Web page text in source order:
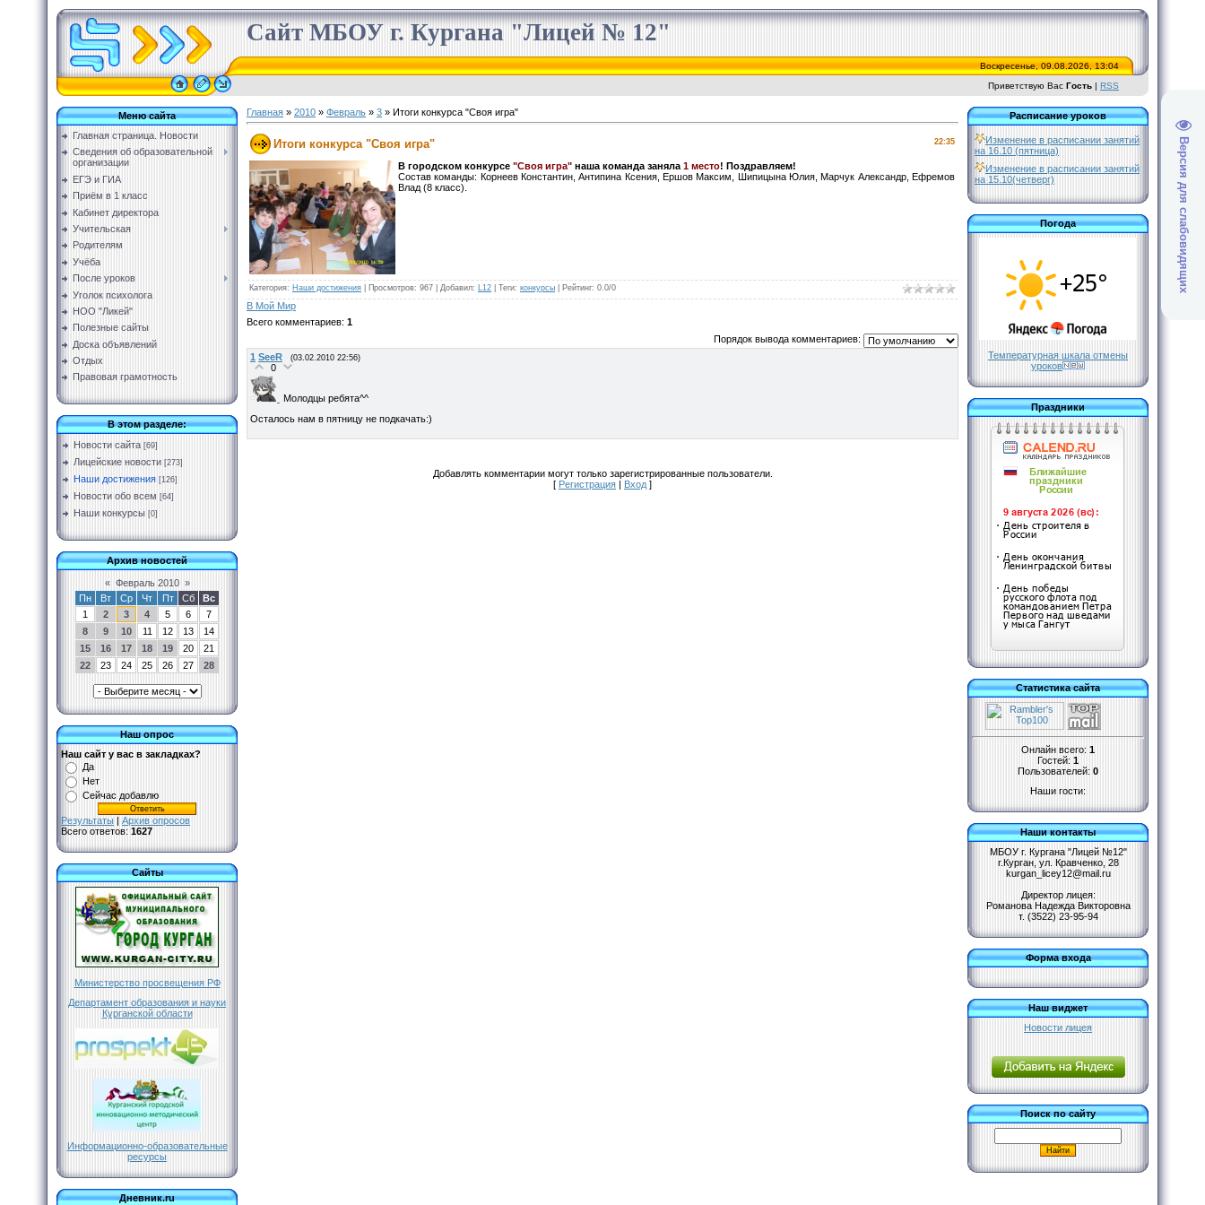
Версия для слабовидящих
Сайт МБОУ г. Кургана "Лицей № 12"
Воскресенье, 09.08.2026, 13:04
Приветствую Вас Гость | RSS
Меню сайта
Главная страница. Новости
Сведения об образовательной
организации
ЕГЭ и ГИА
Приём в 1 класс
Кабинет директора
Учительская
Родителям
Учёба
После уроков
Уголок психолога
НОО "Ликей"
Полезные сайты
Доска объявлений
Отдых
Правовая грамотность
В этом разделе:
Новости сайта [69]
Лицейские новости [273]
Наши достижения [126]
Новости обо всем [64]
Наши конкурсы [0]
Архив новостей
« Февраль 2010 »
Пн
Вт Ср Чт Пт Сб
Вс
1
2 3 4 5 6
7
8
9 10 11 12 13
14
15
16 17 18 19 20
21
22
23 24 25 26 27 28
Наш опрос
Наш сайт у вас в закладках?
Да
Нет
Сейчас добавлю
Результаты | Архив опросов
Всего ответов: 1627
Сайты
Министерство просвещения РФ
Департамент образования и науки
Курганской области
Информационно-образовательные
ресурсы
Дневник.ru
Главная » 2010 » Февраль » 3 » Итоги конкурса "Своя игра"
22:35
Итоги конкурса "Своя игра"
В городском конкурсе "Своя игра" наша команда заняла 1 место! Поздравляем!
Состав команды: Корнеев Константин, Антипина Ксения, Ершов Максим, Шипицына Юлия, Марчук Александр, Ефремов
Влад (8 класс).
Категория: Наши достижения Просмотров: 967 | Добавил: L12 Теги: конкурсы Рейтинг: 0.0/0
В Мой Мир
Всего комментариев: 1
Порядок вывода комментариев:
1 SeeR (03.02.2010 22:56)
0
Молодцы ребята^^
Осталось нам в пятницу не подкачать:)
Добавлять комментарии могут только зарегистрированные пользователи.
[ Регистрация | Вход ]
Расписание уроков
Изменение в расписании занятий
на 16.10 (пятница)
Изменение в расписании занятий
на 15.10(четверг)
Погода
Температурная шкала отмены
уроков
Праздники
Статистика сайта
Онлайн всего: 1
Гостей: 1
Пользователей: 0
Наши гости:
Наши контакты
МБОУ г. Кургана "Лицей №12"
г.Курган, ул. Кравченко, 28
kurgan_licey12@mail.ru
Директор лицея:
Романова Надежда Викторовна
т. (3522) 23-95-94
Форма входа
Наш виджет
Новости лицея
Поиск по сайту